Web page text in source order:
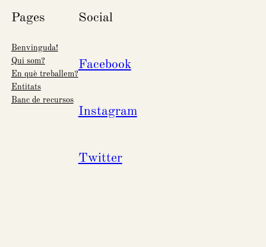
Pages
Benvinguda!
Qui som?
En què treballem?
Entitats
Banc de recursos
Social
Facebook
Instagram
Twitter